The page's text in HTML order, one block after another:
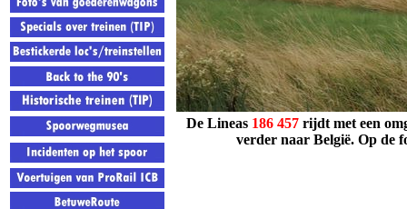
De Lineas 186 457rijdt met een
verder naar België. Op de